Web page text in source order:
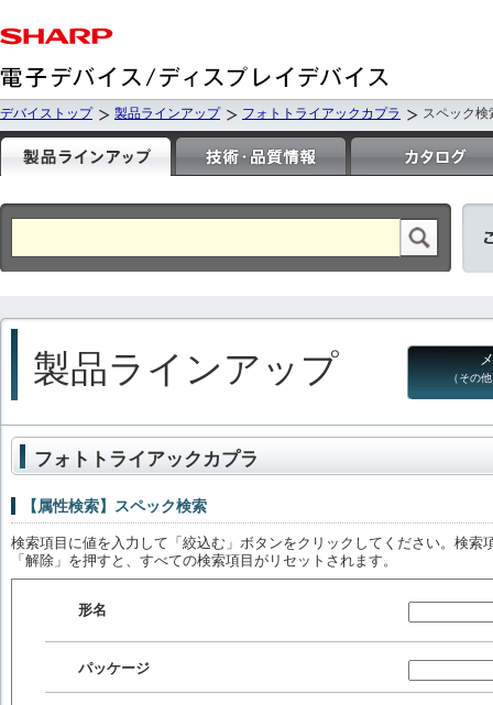
デバイストップ 製品ラインアップ フォトトライアックカプラ スペック検
製品ラインアップ （その
フォトトライアックカプラ
【属性検索】スペック検索
検索項目に値を入力して「絞込む」ボタンをクリックしてください。検索
「解除」を押すと、すべての検索項目がリセットされます。
形名
パッケージ